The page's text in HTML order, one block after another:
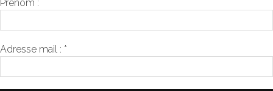
Prénom :
Adresse mail : *